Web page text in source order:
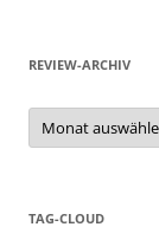
REVIEW-ARCHIV
Review-
Archiv
TAG-CLOUD